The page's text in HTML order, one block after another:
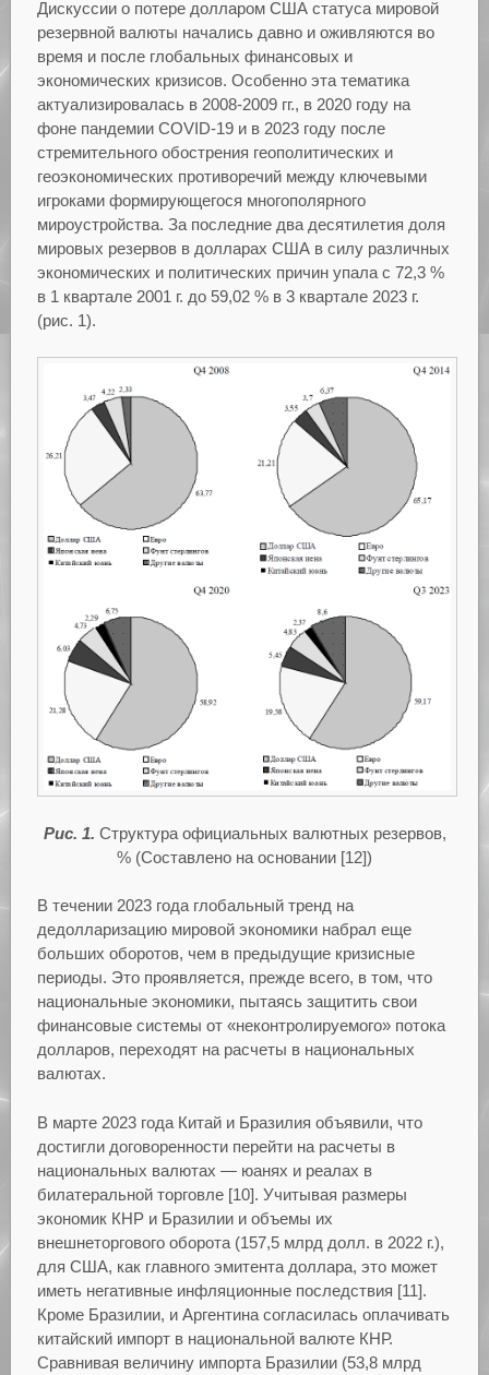
Дискуссии о потере долларом США статуса мировой
резервной валюты начались давно и оживляются во
время и после глобальных финансовых и
экономических кризисов. Особенно эта тематика
актуализировалась в 2008-2009 гг., в 2020 году на
фоне пандемии COVID-19 и в 2023 году после
стремительного обострения геополитических и
геоэкономических противоречий между ключевыми
игроками формирующегося многополярного
мироустройства. За последние два десятилетия доля
мировых резервов в долларах США в силу различных
экономических и политических причин упала с 72,3 %
в 1 квартале 2001 г. до 59,02 % в 3 квартале 2023 г.
(рис. 1).
Рис. 1. Структура официальных валютных резервов,
% (Составлено на основании [12])
В течении 2023 года глобальный тренд на
дедолларизацию мировой экономики набрал еще
больших оборотов, чем в предыдущие кризисные
периоды. Это проявляется, прежде всего, в том, что
национальные экономики, пытаясь защитить свои
финансовые системы от «неконтролируемого» потока
долларов, переходят на расчеты в национальных
валютах.
В марте 2023 года Китай и Бразилия объявили, что
достигли договоренности перейти на расчеты в
национальных валютах — юанях и реалах в
билатеральной торговле [10]. Учитывая размеры
экономик КНР и Бразилии и объемы их
внешнеторгового оборота (157,5 млрд долл. в 2022 г.),
для США, как главного эмитента доллара, это может
иметь негативные инфляционные последствия [11].
Кроме Бразилии, и Аргентина согласилась оплачивать
китайский импорт в национальной валюте КНР.
Сравнивая величину импорта Бразилии (53,8 млрд